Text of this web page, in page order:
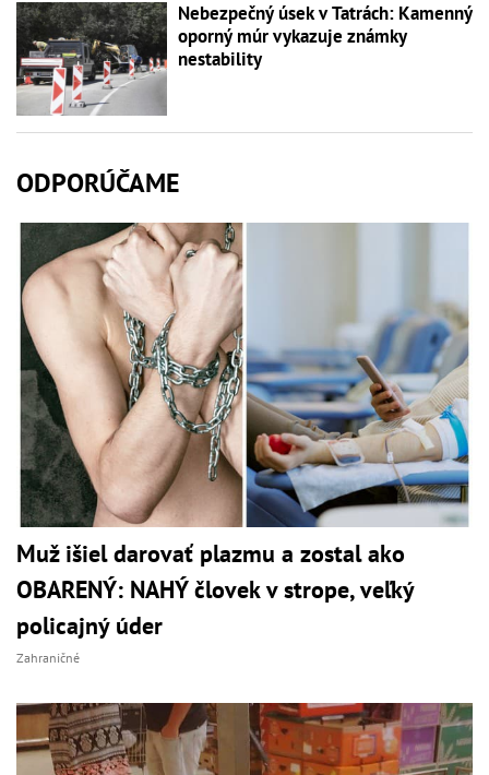
Nebezpečný úsek v Tatrách: Kamenný
oporný múr vykazuje známky
nestability
ODPORÚČAME
Muž išiel darovať plazmu a zostal ako
OBARENÝ: NAHÝ človek v strope, veľký
policajný úder
Zahraničné